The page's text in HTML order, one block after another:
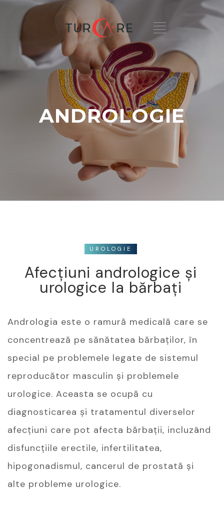
ANDROLOGIE
UROLOGIE
Afecțiuni andrologice și
urologice la bărbați
Andrologia este o ramură medicală care se
concentrează pe sănătatea bărbaților, în
special pe problemele legate de sistemul
reproducător masculin și problemele
urologice. Aceasta se ocupă cu
diagnosticarea și tratamentul diverselor
afecțiuni care pot afecta bărbații, incluzând
disfuncțiile erectile, infertilitatea,
hipogonadismul, cancerul de prostată și
alte probleme urologice.